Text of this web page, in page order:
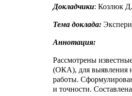
Докладчики: Козлюк
Тема доклада:
Аннотация:
Рассмотрены
(ОКА), для выявления
работы.
и точности.